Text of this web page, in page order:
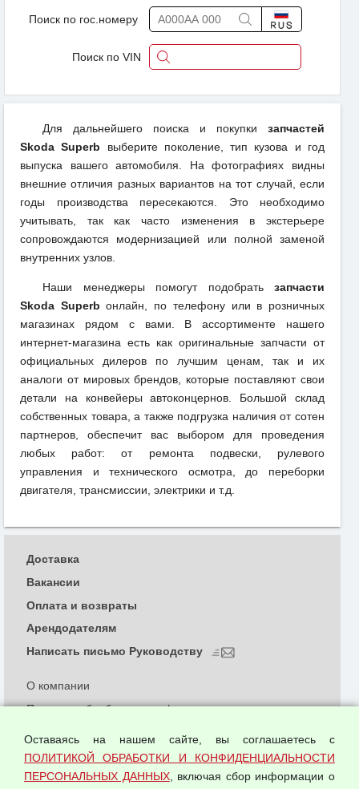
Поиск по гос.номеру
Поиск по VIN
Для дальнейшего поиска и покупки запчастей
Skoda Superb выберите поколение, тип кузова и год
выпуска вашего автомобиля. На фотографиях видны
внешние отличия разных вариантов на тот случай, если
годы производства пересекаются. Это необходимо
учитывать, так как часто изменения в экстерьере
сопровождаются модернизацией или полной заменой
внутренних узлов.
Наши менеджеры помогут подобрать запчасти
Skoda Superb онлайн, по телефону или в розничных
магазинах рядом с вами. В ассортименте нашего
интернет-магазина есть как оригинальные запчасти от
официальных дилеров по лучшим ценам, так и их
аналоги от мировых брендов, которые поставляют свои
детали на конвейеры автоконцернов. Большой склад
собственных товара, а также подгрузка наличия от сотен
партнеров, обеспечит вас выбором для проведения
любых работ: от ремонта подвески, рулевого
управления и технического осмотра, до переборки
двигателя, трансмиссии, электрики и т.д.
О компании
Политика обработки и конфиденциальности
Согласием на обработку персональных данных
Оферта оптовой купли-продажи
Доставка
Вакансии
Оплата и возвраты
Арендодателям
Написать письмо Руководству
Оставаясь на нашем сайте, вы соглашаетесь с
ПОЛИТИКОЙ ОБРАБОТКИ И КОНФИДЕНЦИАЛЬНОСТИ
ПЕРСОНАЛЬНЫХ ДАННЫХ, включая сбор информации о